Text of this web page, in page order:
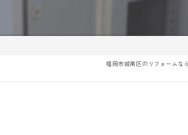
福岡市城南区のリフォームな